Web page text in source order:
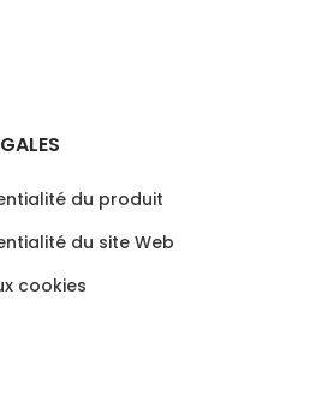
du produit
du site Web
cookies